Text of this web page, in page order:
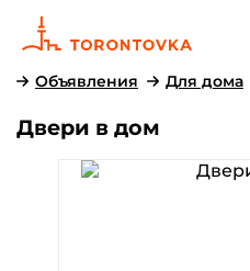
Объявления Для дома
Двери в дом